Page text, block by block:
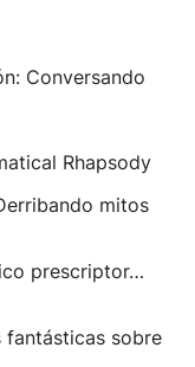
Conversando
Rhapsody
mitos
prescriptor…
fantásticas sobre